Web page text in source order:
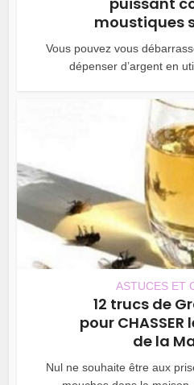
moustiques
Vous pouvez vous
dépenser d’argent en
ASTUCES ET
12 trucs de
pour
de la
Nul ne souhaite être aux